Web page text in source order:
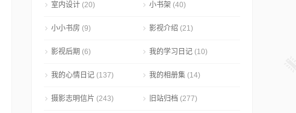
室内设计 (20) 小书架 (40)
小小书房 (9) 影视介绍 (21)
影视后期 (6) 我的学习日记 (10)
我的心情日记 (137) 我的相册集 (14)
摄影志明信片 (243) 旧站归档 (277)